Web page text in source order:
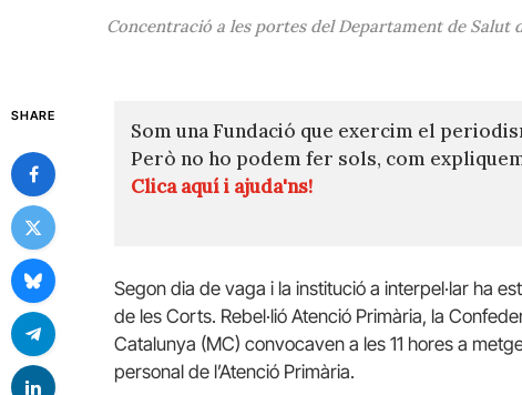
Concentració a les portes del Departament de Salut
SHARE
Som una Fundació que exercim el
Però no ho podem fer sols, com
Clica aquí i ajuda'ns!
Segon dia de vaga i la institució a interpel·lar ha
de les Corts. Rebel·lió Atenció Primària, la
Catalunya (MC) convocaven a les 11 hores a
personal de l’Atenció Primària.